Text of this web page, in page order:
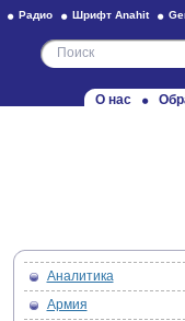
Радио Шрифт Anahit
О нас
Аналитика
Армия